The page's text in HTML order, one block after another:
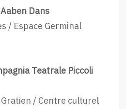
Dans
/ Espace Germinal
Teatrale Piccoli
/ Centre culturel